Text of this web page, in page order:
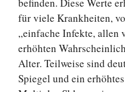
befinden. Diese Werte
für viele Krankheiten,
„einfache Infekte, allen
erhöhten
Alter. Teilweise sind
Spiegel und ein